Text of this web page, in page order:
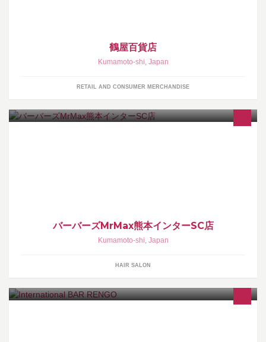
鶴屋百貨店
Kumamoto-shi, Japan
RETAIL AND CONSUMER MERCHANDISE
バーバーズMrMax熊本インターSC店
Kumamoto-shi, Japan
HAIR SALON